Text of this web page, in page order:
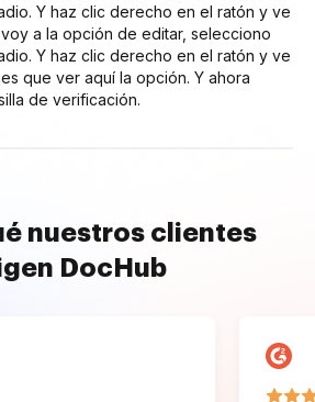
Y haz clic derecho en el ratón y ve
a la opción de editar, selecciono
Y haz clic derecho en el ratón y ve
que ver aquí la opción. Y ahora
de verificación.
nuestros clientes
DocHub